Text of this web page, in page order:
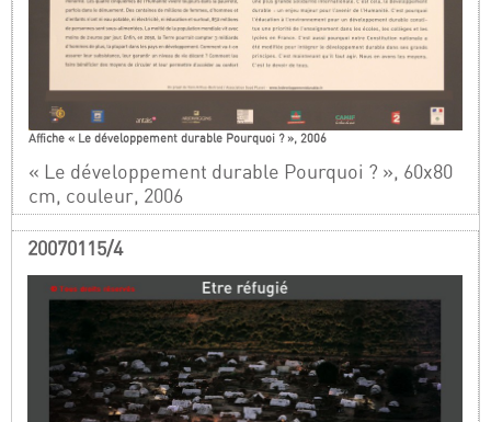
Affiche « Le développement durable Pourquoi ? », 2006
« Le développement durable Pourquoi ? », 60x80
cm, couleur, 2006
20070115/4